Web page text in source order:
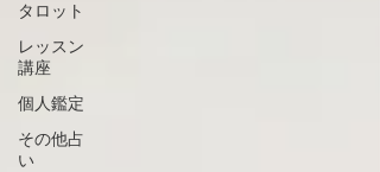
タロット
レッスン
講座
個人鑑定
その他占
い